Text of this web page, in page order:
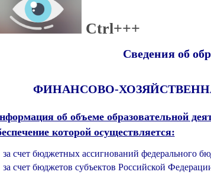
Сведения об
ФИНАНСОВО-
об объеме образовательной
которой осуществляется:
за счет бюджетных ассигнований федерального
за счет бюджетов субъектов Российской